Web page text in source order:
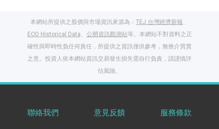
本網站所提供之股價與市場資訊來源為： TEJ 台灣經濟新報、
EOD Historical Data、 公開資訊觀測站等。本網站不對資料之正
確性與即時性負任何責任，所提供之資訊僅供參考，無推介買賣
之意。投資人依本網站資訊交易發生損失需自行負責，請謹慎評
估風險。
聯絡我們 意見反饋 服務條款